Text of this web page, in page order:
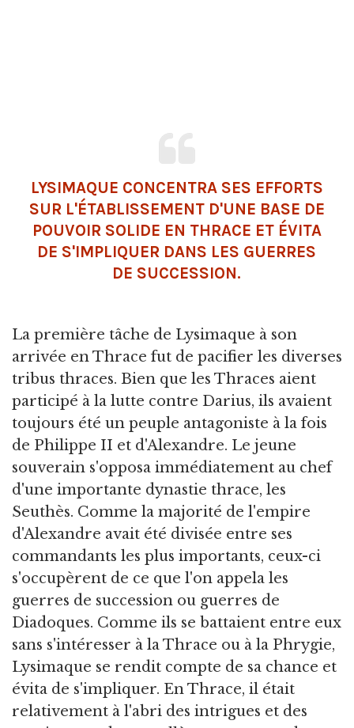
LYSIMAQUE CONCENTRA SES EFFORTS
SUR L'ÉTABLISSEMENT D'UNE BASE DE
POUVOIR SOLIDE EN THRACE ET ÉVITA
DE S'IMPLIQUER DANS LES GUERRES
DE SUCCESSION.
La première tâche de Lysimaque à son
arrivée en Thrace fut de pacifier les diverses
tribus thraces. Bien que les Thraces aient
participé à la lutte contre Darius, ils avaient
toujours été un peuple antagoniste à la fois
de Philippe II et d'Alexandre. Le jeune
souverain s'opposa immédiatement au chef
d'une importante dynastie thrace, les
Seuthès. Comme la majorité de l'empire
d'Alexandre avait été divisée entre ses
commandants les plus importants, ceux-ci
s'occupèrent de ce que l'on appela les
guerres de succession ou guerres de
Diadoques. Comme ils se battaient entre eux
sans s'intéresser à la Thrace ou à la Phrygie,
Lysimaque se rendit compte de sa chance et
évita de s'impliquer. En Thrace, il était
relativement à l'abri des intrigues et des